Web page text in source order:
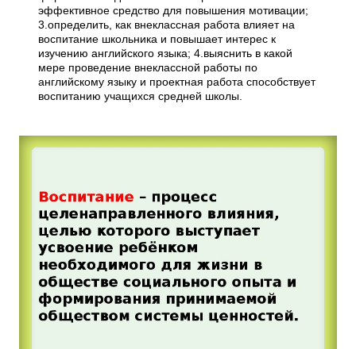
эффективное средство для повышения мотивации;
3.определить, как внеклассная работа влияет на
воспитание школьника и повышает интерес к
изучению английского языка; 4.выяснить в какой
мере проведение внеклассной работы по
английскому языку и проектная работа способствует
воспитанию учащихся средней школы.